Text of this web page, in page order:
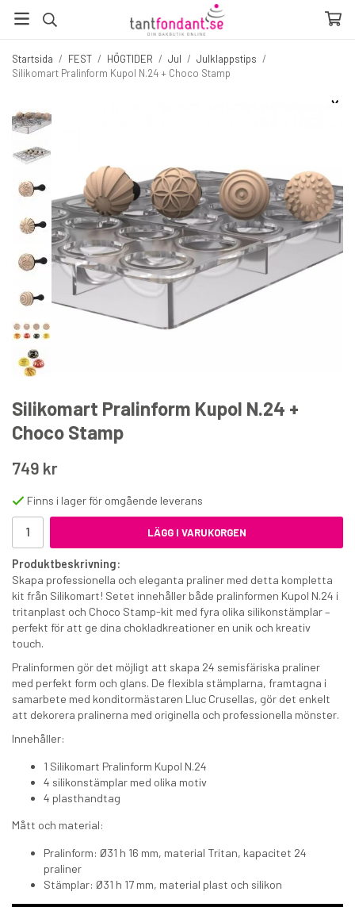
Startsida / FEST / HÖGTIDER / Jul / Julklappstips /
Silikomart Pralinform Kupol N.24 + Choco Stamp
20%
71 kr 89 kr
KÖP
☓
Silikomart Pralinform Kupol N.24 +
Choco Stamp
749 kr
Finns i lager för omgående leverans
LÄGG I VARUKORGEN
Produktbeskrivning:
Skapa professionella och eleganta praliner med detta kompletta
kit från Silikomart! Setet innehåller både pralinformen Kupol N.24 i
tritanplast och Choco Stamp-kit med fyra olika silikonstämplar –
perfekt för att ge dina chokladkreationer en unik och kreativ
touch.
Pralinformen gör det möjligt att skapa 24 semisfäriska praliner
med perfekt form och glans. De flexibla stämplarna, framtagna i
samarbete med konditormästaren Lluc Crusellas, gör det enkelt
att dekorera pralinerna med originella och professionella mönster.
Innehåller:
1 Silikomart Pralinform Kupol N.24
4 silikonstämplar med olika motiv
4 plasthandtag
Mått och material:
Pralinform: Ø31 h 16 mm, material Tritan, kapacitet 24
praliner
Stämplar: Ø31 h 17 mm, material plast och silikon